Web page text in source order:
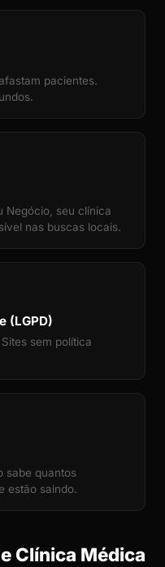
pacientes.
Negócio, seu clínica
nas buscas locais.
(LGPD)
sem política
sabe quantos
estão saindo.
Clínica Médica